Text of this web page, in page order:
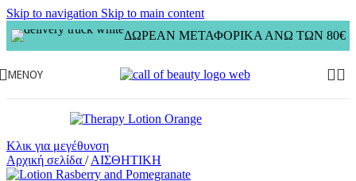
Skip to navigation Skip to main content
ΔΩΡΕΑΝ ΜΕΤΑΦΟΡΙΚΑ ΑΝΩ ΤΩΝ 80€
ΜΕΝΟΎ
Κλικ για μεγέθυνση
Αρχική σελίδα / ΑΙΣΘΗΤΙΚΗ